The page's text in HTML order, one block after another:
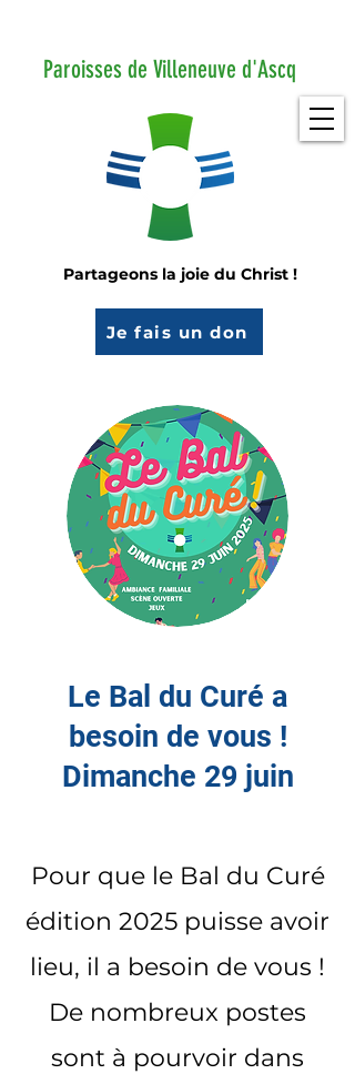
Paroisses de Villeneuve d'Ascq
Partageons la joie du Christ !
Je fais un don
Le Bal du Curé a
besoin de vous !
Dimanche 29 juin
Pour que le Bal du Curé
édition 2025 puisse avoir
lieu, il a besoin de vous !
De nombreux postes
sont à pourvoir dans